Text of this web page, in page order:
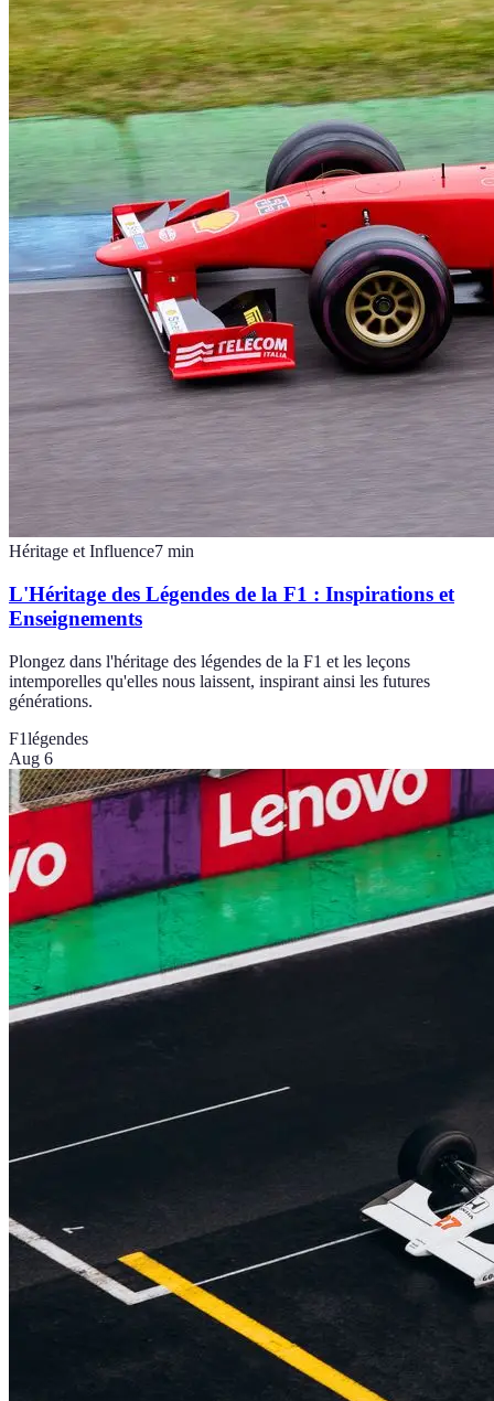
Héritage et Influence7 min
L'Héritage des Légendes de la F1 : Inspirations et
Enseignements
Plongez dans l'héritage des légendes de la F1 et les leçons
intemporelles qu'elles nous laissent, inspirant ainsi les futures
générations.
F1légendes
Aug 6